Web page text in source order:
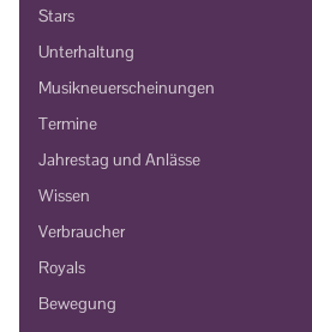
Stars
Unterhaltung
Musikneuerscheinungen
Termine
Jahrestag und Anlässe
Wissen
Verbraucher
Royals
Bewegung